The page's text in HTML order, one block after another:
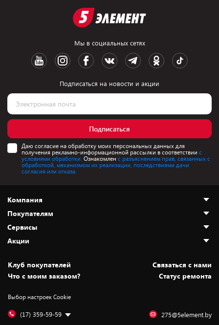
Мы в социальных сетях
Подписаться на новости и акции
Подписаться
Даю согласие на обработку моих персональных данных для
получения рекламно-информационной рассылки в соответствии с
условиями обработки. Ознакомлен с разъяснением прав, связанных с
обработкой, механизмом их реализации, последствиями дачи
согласия или отказа.
Компания
О нас
Адреса магазинов
Новости
Статьи и обзоры
Вакансии
Дай пять добру!
Покупателям
Как сделать заказ
Оплата и доставка
Безналичный расчёт
Обмен и возврат товара
Обработка персональных данных
Подарочные карты
Сервисы
Установка техники
Для игровых консолей
Для мобильных устройств
Для компьютеров
Акции
Скидки и промокоды
Белорусские товары
Бонусы
Оплата частями
Клуб покупателей
Cвязаться с нами
Что с моим заказом?
Статус ремонта
Выбор настроек Cookie
(17) 359-59-59 275@5element.by